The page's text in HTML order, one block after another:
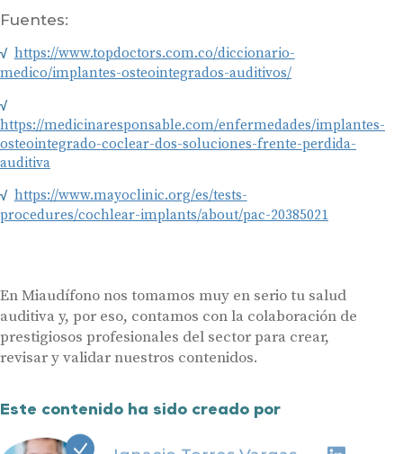
Fuentes:
https://www.topdoctors.com.co/diccionario-
medico/implantes-osteointegrados-auditivos/
https://medicinaresponsable.com/enfermedades/implantes-
osteointegrado-coclear-dos-soluciones-frente-perdida-
auditiva
https://www.mayoclinic.org/es/tests-
procedures/cochlear-implants/about/pac-20385021
En Miaudífono nos tomamos muy en serio tu salud
auditiva y, por eso, contamos con la colaboración de
prestigiosos profesionales del sector para crear,
revisar y validar nuestros contenidos.
Este contenido ha sido creado por
Ignacio Torres Vargas